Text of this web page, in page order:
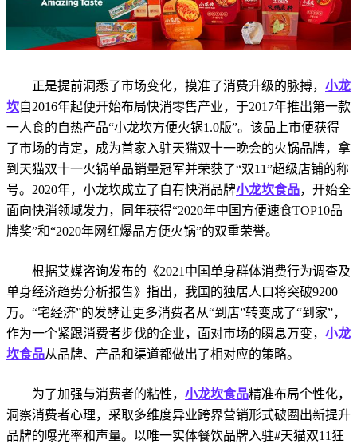
正是提前洞悉了市场变化，摸准了消费升级的脉搏， 小龙
坎自2016年起便开始布局快消零售产业，于2017年推出第一款
一人食的自热产品“小龙坎方便火锅1.0版”。该品上市便获得
了市场的肯定，成为首家入驻天猫双十一晚会的火锅品牌，拿
到天猫双十一火锅单品销量冠军并荣获了“双11”超级店铺的称
号。2020年，小龙坎成立了自有快消品牌小龙坎食品，开始全
面向快消领域发力，同年获得“2020年中国方便速食TOP10品
牌奖”和“2020年网红爆品方便火锅”的双重荣誉。
根据艾媒咨询发布的《2021中国单身群体消费行为调查及
单身经济趋势分析报告》指出，我国的独居人口将突破9200
万。“宅经济”的发酵让更多消费者从“到店”转变成了“到家”，
作为一个紧跟消费者步伐的企业，面对市场的瞬息万变， 小龙
坎食品从品牌、产品和渠道都做出了相对应的策略。
为了加强与消费者的粘性， 小龙坎食品精准布局个性化，
洞察消费者心理，采取多维度异业跨界营销形式破圈出新提升
品牌的曝光率和声量。以唯一实体餐饮品牌入驻#天猫双11狂